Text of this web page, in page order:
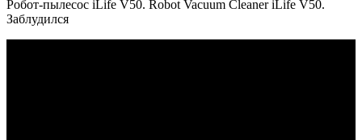
Робот-пылесос iLife V50. Robot Vacuum Cleaner iLife V50.
Заблудился